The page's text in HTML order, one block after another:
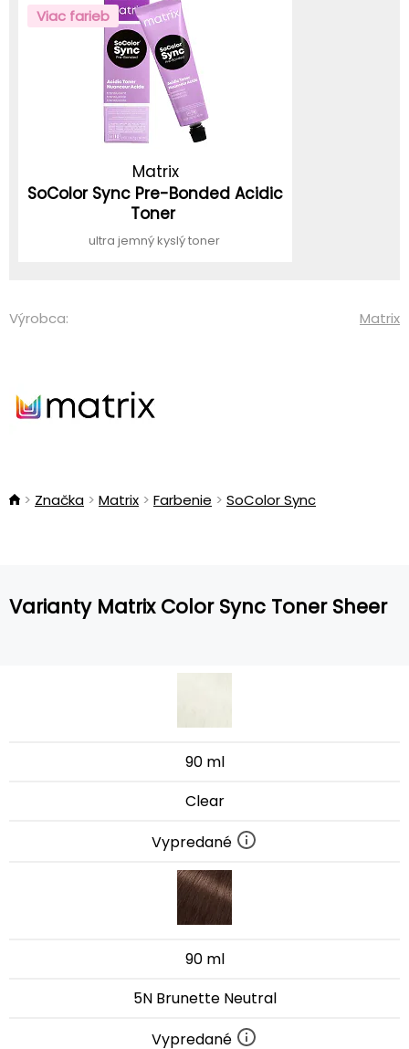
Viac farieb
Matrix
SoColor Sync Pre-Bonded Acidic
Toner
ultra jemný kyslý toner
Výrobca: Matrix
Značka Matrix Farbenie SoColor Sync
Varianty Matrix Color Sync Toner Sheer
90 ml
Clear
Vypredané
90 ml
5N Brunette Neutral
Vypredané